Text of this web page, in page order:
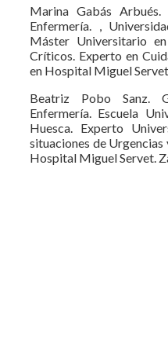
Marina Gabás
Enfermería. ,
Máster Universitario
Críticos. Experto en
en Hospital Miguel
Beatriz Pobo Sanz.
Enfermería. Escuela
Huesca. Experto
situaciones de Urgencias
Hospital Miguel Servet.